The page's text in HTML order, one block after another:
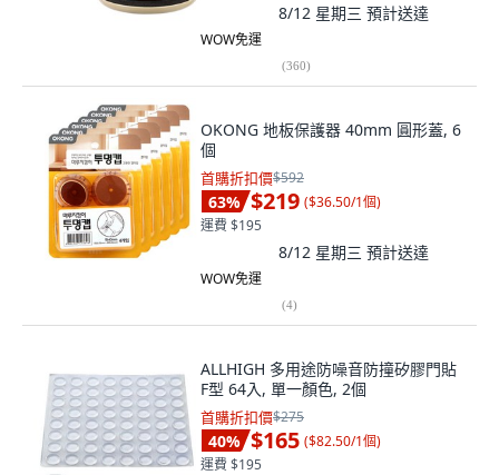
8/12 星期三 預計送達
WOW免運
(360)
OKONG 地板保護器 40mm 圓形蓋, 6
個
首購折扣價$592
63% $219 ($36.50/1個)
運費 $195
8/12 星期三 預計送達
WOW免運
(4)
ALLHIGH 多用途防噪音防撞矽膠門貼
F型 64入, 單一顏色, 2個
首購折扣價$275
40% $165 ($82.50/1個)
運費 $195